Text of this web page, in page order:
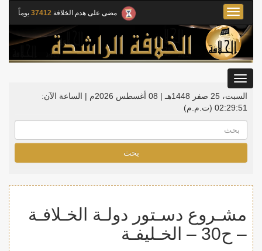
مضى على هدم الخلافة 37412 يوماً
Toggle
navigation
السبت، 25 صفر 1448هـ | 08 أغسطس 2026م |
الساعة الآن:
02:29:51 (ت.م.م)
بحث
مشـروع دسـتور دولـة الخـلافـة
– ح30 – الخـليفـة